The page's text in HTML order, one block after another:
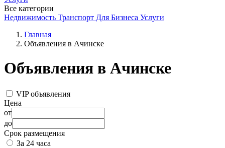
Все категории
Недвижимость Транспорт Для Бизнеса Услуги
Главная
Объявления в Ачинске
Объявления в Ачинске
VIP объявления
Цена
от
до
Срок размещения
За 24 часа